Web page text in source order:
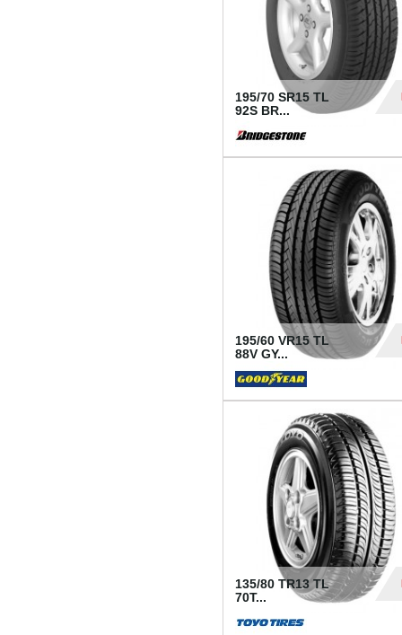
195/70 SR15 TL
92S BR...
195/60 VR15 TL
88V GY...
135/80 TR13 TL
70T...